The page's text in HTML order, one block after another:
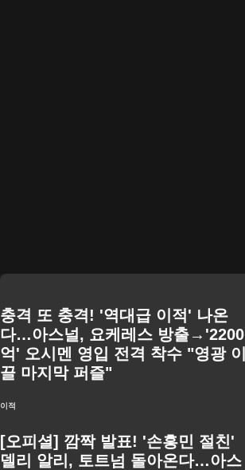
충격 또 충격! '역대급 이적' 나온
다…아스널, 요케레스 방출→'2200
억' 오시멘 영입 전격 착수 "영광 이
끌 마지막 퍼즐"
이적
[오피셜] 깜짝 발표! '손흥민 절친'
델리 알리, 토트넘 돌아온다…아스